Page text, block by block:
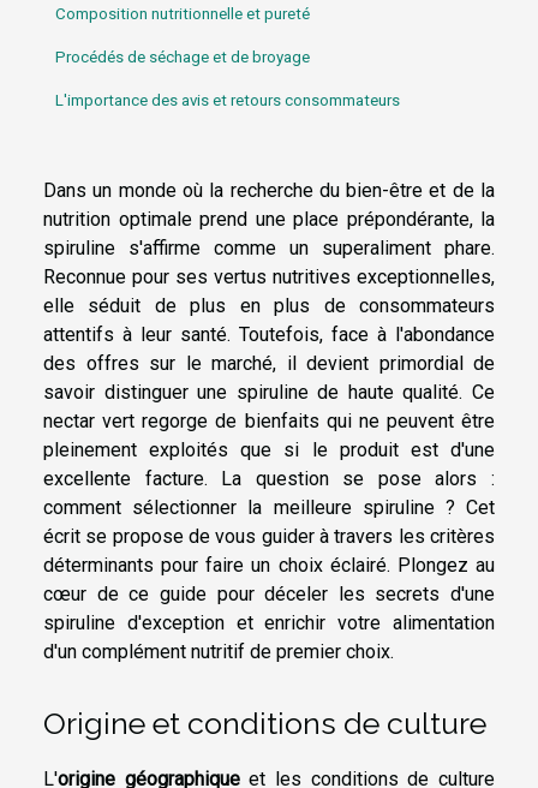
Composition nutritionnelle et pureté
Procédés de séchage et de broyage
L'importance des avis et retours consommateurs
Dans un monde où la recherche du bien-être et de la
nutrition optimale prend une place prépondérante, la
spiruline s'affirme comme un superaliment phare.
Reconnue pour ses vertus nutritives exceptionnelles,
elle séduit de plus en plus de consommateurs
attentifs à leur santé. Toutefois, face à l'abondance
des offres sur le marché, il devient primordial de
savoir distinguer une spiruline de haute qualité. Ce
nectar vert regorge de bienfaits qui ne peuvent être
pleinement exploités que si le produit est d'une
excellente facture. La question se pose alors :
comment sélectionner la meilleure spiruline ? Cet
écrit se propose de vous guider à travers les critères
déterminants pour faire un choix éclairé. Plongez au
cœur de ce guide pour déceler les secrets d'une
spiruline d'exception et enrichir votre alimentation
d'un complément nutritif de premier choix.
Origine et conditions de culture
L'origine géographiqueet les conditions de culture